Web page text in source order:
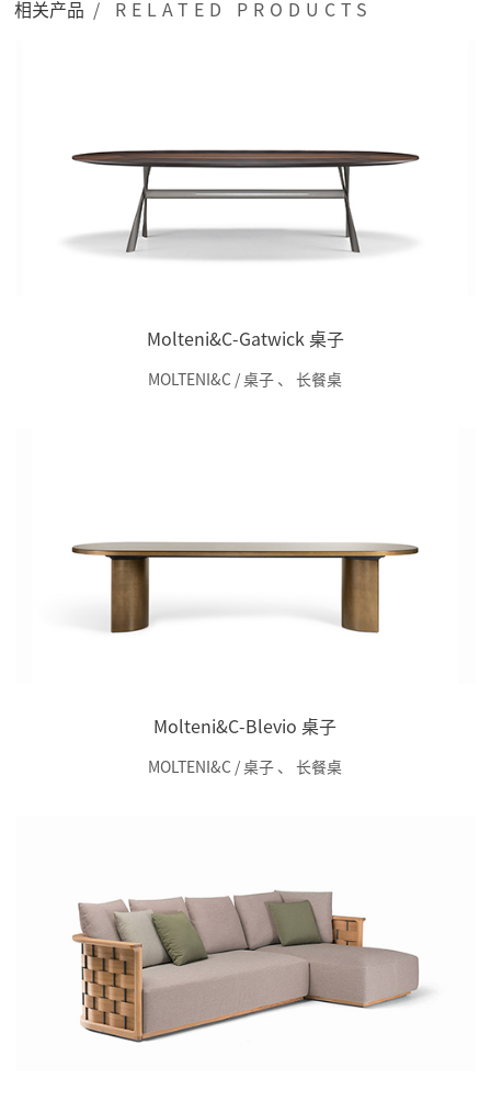
相关产品 / RELATED PRODUCTS
Molteni&C-Gatwick 桌子
MOLTENI&C / 桌子 、 长餐桌
Molteni&C-Blevio 桌子
MOLTENI&C / 桌子 、 长餐桌